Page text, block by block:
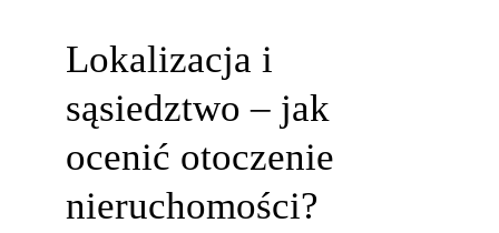
Lokalizacja i
sąsiedztwo – jak
ocenić otoczenie
nieruchomości?